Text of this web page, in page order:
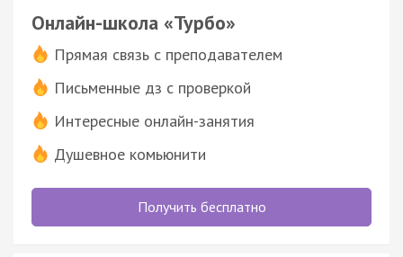
Онлайн-школа «Турбо»
Прямая связь с преподавателем
Письменные дз с проверкой
Интересные онлайн-занятия
Душевное комьюнити
Получить бесплатно